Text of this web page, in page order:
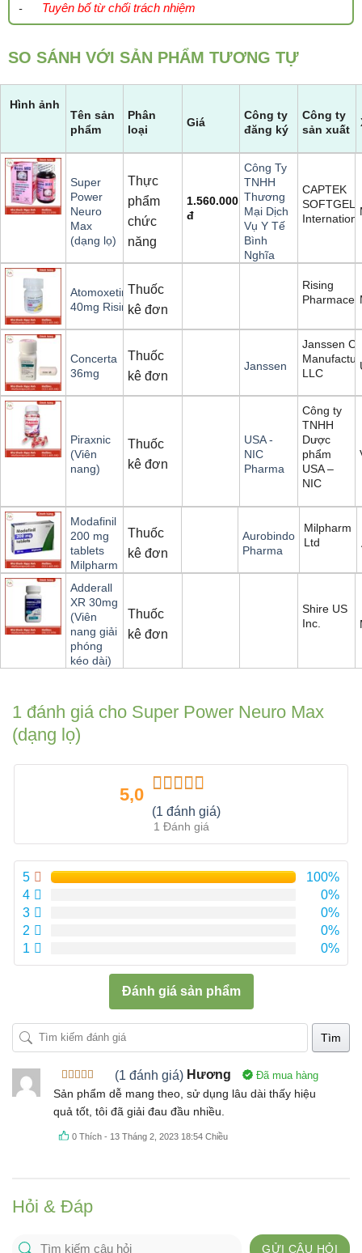
- Tuyên bố từ chối trách nhiệm
SO SÁNH VỚI SẢN PHẨM TƯƠNG TỰ
Hình ảnh
Tên sản
phẩm
Phân
loại
Giá
Công ty
đăng ký
Công ty
sản xuất
Super
Power
Neuro
Max
(dạng lọ)
Thực
phẩm
chức
năng
1.560.000
đ
Công Ty
TNHH
Thương
Mại Dịch
Vụ Y Tế
Bình
Nghĩa
CAPTEK
SOFTGEL
Atomoxetine
40mg Rising
Thuốc
kê đơn
Rising
Concerta
36mg
Thuốc
kê đơn
Janssen
Janssen
LLC
Piraxnic
(Viên
nang)
Thuốc
kê đơn
USA -
NIC
Pharma
Công ty
TNHH
Dược
phẩm
USA –
NIC
Modafinil
200 mg
tablets
Milpharm
Thuốc
kê đơn
Aurobindo
Pharma
Milpharm
Ltd
Adderall
XR 30mg
(Viên
nang giải
phóng
kéo dài)
Thuốc
kê đơn
Shire US
Inc.
1 đánh giá cho Super Power Neuro Max
(dạng lọ)
5,0
Được xếp
hạng 5.00
sao
(1 đánh giá)
1 Đánh giá
5
100%
4
0%
3
0%
2
0%
1
0%
Đánh giá sản phẩm
Tìm
Được xếp
hạng55
sao
(1 đánh giá) Hương Đã mua hàng
Sản phẩm dễ mang theo, sử dụng lâu dài thấy hiệu
quả tốt, tôi đã giải đau đầu nhiều.
0 Thích - 13 Tháng 2, 2023 18:54 Chiều
Hỏi & Đáp
GỬI CÂU HỎI